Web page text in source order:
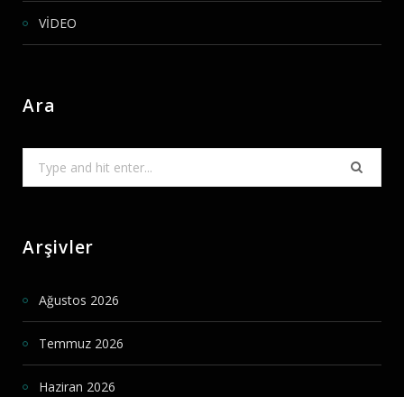
VİDEO
Ara
Arşivler
Ağustos 2026
Temmuz 2026
Haziran 2026